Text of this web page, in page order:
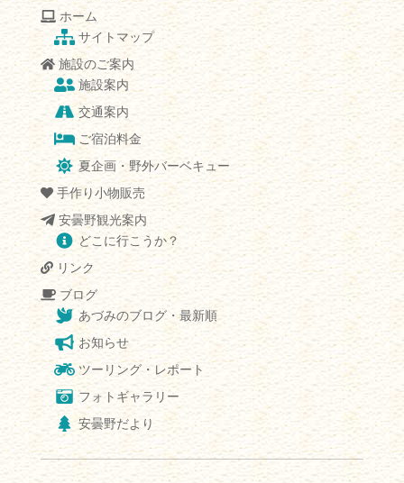
ホーム
サイトマップ
施設のご案内
施設案内
交通案内
ご宿泊料金
夏企画・野外バーベキュー
手作り小物販売
安曇野観光案内
どこに行こうか？
リンク
ブログ
あづみのブログ・最新順
お知らせ
ツーリング・レポート
フォトギャラリー
安曇野だより